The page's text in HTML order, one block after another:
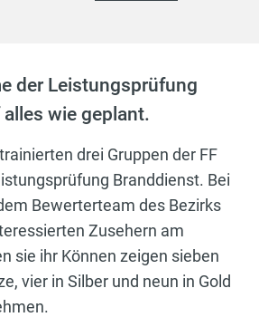
der Leistungsprüfung
wie geplant.
drei Gruppen der FF
Branddienst. Bei
Bewerterteam des Bezirks
Zusehern am
sie ihr Können zeigen sieben
vier in Silber und neun in Gold